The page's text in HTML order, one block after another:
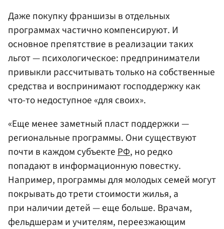
Даже покупку франшизы в отдельных
программах частично компенсируют. И
основное препятствие в реализации таких
льгот — психологическое: предприниматели
привыкли рассчитывать только на собственные
средства и воспринимают господдержку как
что-то недоступное «для своих».
«Еще менее заметный пласт поддержки —
региональные программы. Они существуют
почти в каждом субъектеРФ, но редко
попадают в информационную повестку.
Например, программы для молодых семей могут
покрывать до трети стоимости жилья, а
при наличии детей — еще больше. Врачам,
фельдшерам и учителям, переезжающим